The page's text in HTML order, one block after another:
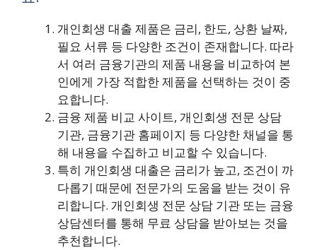
개인회생 대출 제품은 금리, 한도, 상환 날짜,
필요 서류 등 다양한 조건이 존재합니다. 따라
서 여러 금융기관의 제품 내용을 비교하여 본
인에게 가장 적합한 제품을 선택하는 것이 중
요합니다.
금융 제품 비교 사이트, 개인회생 전문 상담
기관, 금융기관 홈페이지 등 다양한 채널을 통
해 내용을 수집하고 비교할 수 있습니다.
특히 개인회생 대출은 금리가 높고, 조건이 까
다롭기 때문에 전문가의 도움을 받는 것이 유
리합니다. 개인회생 전문 상담 기관 또는 금융
상담센터를 통해 무료 상담을 받아보는 것을
추천합니다.